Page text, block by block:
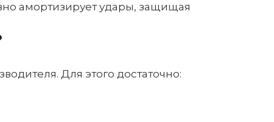
амортизирует удары, защищая
Для этого достаточно: